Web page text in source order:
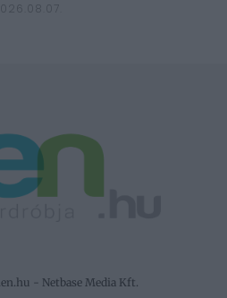
2026.08.07.
- Netbase Media Kft.